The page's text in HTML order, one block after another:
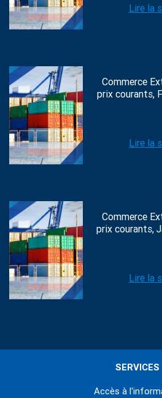
Lire la
Commerce
prix courants,
Lire la
Commerce
prix courants,
Lire la
SERVICES
Accès à